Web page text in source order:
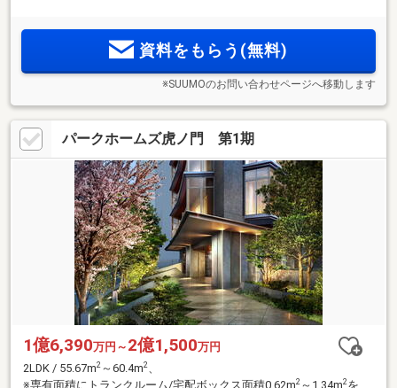
全50邸のプライベートレジデンス「リビオ三田レジデンス」
資料をもらう(無料)
※SUUMOのお問い合わせページへ移動します
パークホームズ虎ノ門 第1期
1億6,390万円～ 2億1,500万円
2LDK / 55.67m2 ～60.4m2、
※専有面積にトランクルーム/宅配ボックス面積0.62m2 ～1.34m2 を